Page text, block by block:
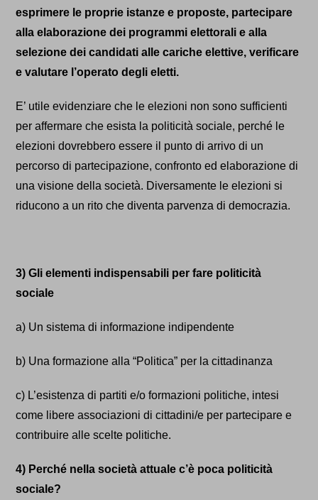
esprimere le proprie istanze e proposte, partecipare
alla elaborazione dei programmi elettorali e alla
selezione dei candidati alle cariche elettive, verificare
e valutare l’operato degli eletti.
E’ utile evidenziare che le elezioni non sono sufficienti
per affermare che esista la politicità sociale, perché le
elezioni dovrebbero essere il punto di arrivo di un
percorso di partecipazione, confronto ed elaborazione di
una visione della società. Diversamente le elezioni si
riducono a un rito che diventa parvenza di democrazia.
3) Gli elementi indispensabili per fare politicità
sociale
a) Un sistema di informazione indipendente
b) Una formazionealla “Politica” per la cittadinanza
c) L’esistenza di partiti e/o formazioni politiche, intesi
come libereassociazioni di cittadini/e per partecipare e
contribuire alle scelte politiche.
4) Perché nella società attuale c’è poca politicità
sociale?